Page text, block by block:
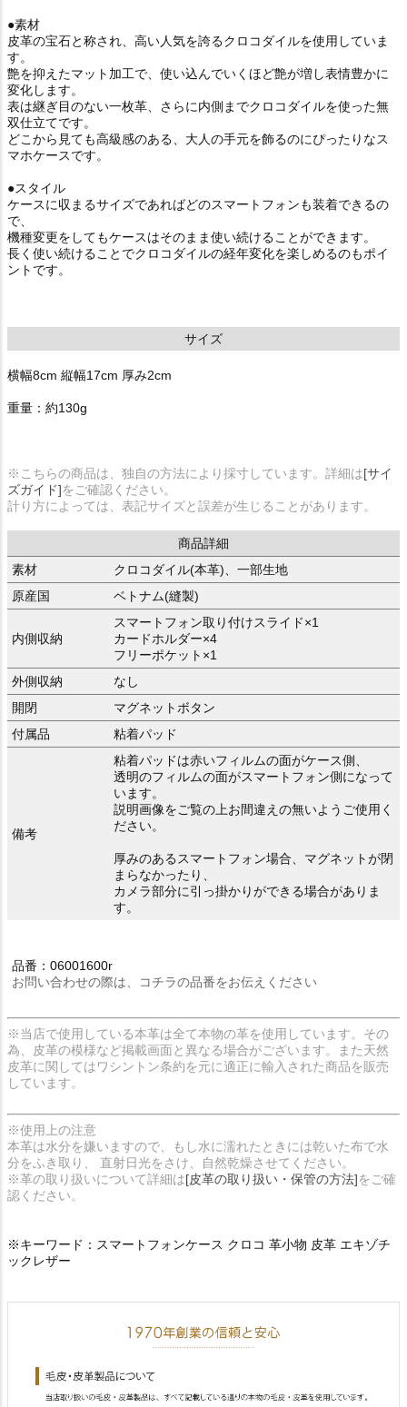
●素材
皮革の宝石と称され、高い人気を誇るクロコダイルを使用していま
す。
艶を抑えたマット加工で、使い込んでいくほど艶が増し表情豊かに
変化します。
表は継ぎ目のない一枚革、さらに内側までクロコダイルを使った無
双仕立てです。
どこから見ても高級感のある、大人の手元を飾るのにぴったりなス
マホケースです。
●スタイル
ケースに収まるサイズであればどのスマートフォンも装着できるの
で、
機種変更をしてもケースはそのまま使い続けることができます。
長く使い続けることでクロコダイルの経年変化を楽しめるのもポイ
ントです。
サイズ
横幅8cm 縦幅17cm 厚み2cm
重量：約130g
※こちらの商品は、独自の方法により採寸しています。詳細は[サイ
ズガイド]をご確認ください。
計り方によっては、表記サイズと誤差が生じることがあります。
商品詳細
素材
クロコダイル(本革)、一部生地
原産国
ベトナム(縫製)
内側収納
スマートフォン取り付けスライド×1
カードホルダー×4
フリーポケット×1
外側収納
なし
開閉
マグネットボタン
付属品
粘着パッド
備考
粘着パッドは赤いフィルムの面がケース側、
透明のフィルムの面がスマートフォン側になって
います。
説明画像をご覧の上お間違えの無いようご使用く
ださい。
厚みのあるスマートフォン場合、マグネットが閉
まらなかったり、
カメラ部分に引っ掛かりができる場合がありま
す。
品番：06001600r
お問い合わせの際は、コチラの品番をお伝えください
※当店で使用している本革は全て本物の革を使用しています。その
為、皮革の模様など掲載画面と異なる場合がございます。また天然
皮革に関してはワシントン条約を元に適正に輸入された商品を販売
しています。
※使用上の注意
本革は水分を嫌いますので、もし水に濡れたときには乾いた布で水
分をふき取り、 直射日光をさけ、自然乾燥させてください。
※革の取り扱いについて詳細は[皮革の取り扱い・保管の方法]をご確
認ください。
※キーワード：スマートフォンケース クロコ 革小物 皮革 エキゾチ
ックレザー